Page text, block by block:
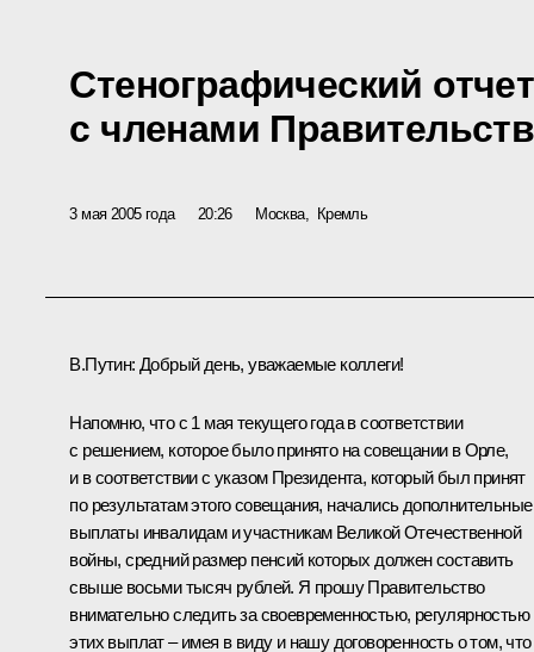
Стенографический
с членами
3 мая 2005 года 20:26 Москва, Кремль
В.Путин: Добрый день, уважаемые коллеги!
Напомню, что с 1 мая текущего года в соответствии
с решением, которое было принято на совещании в Орле,
и в соответствии с указом Президента, который был принят
по результатам этого совещания, начались дополнительные
выплаты инвалидам и участникам Великой Отечественной
войны, средний размер пенсий которых должен составить
свыше восьми тысяч рублей. Я прошу Правительство
внимательно следить за своевременностью, регулярностью
этих выплат – имея в виду и нашу договоренность о том, что